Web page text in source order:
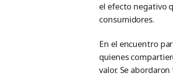
el efecto negativo
consumidores.
En el encuentro
quienes
valor. Se